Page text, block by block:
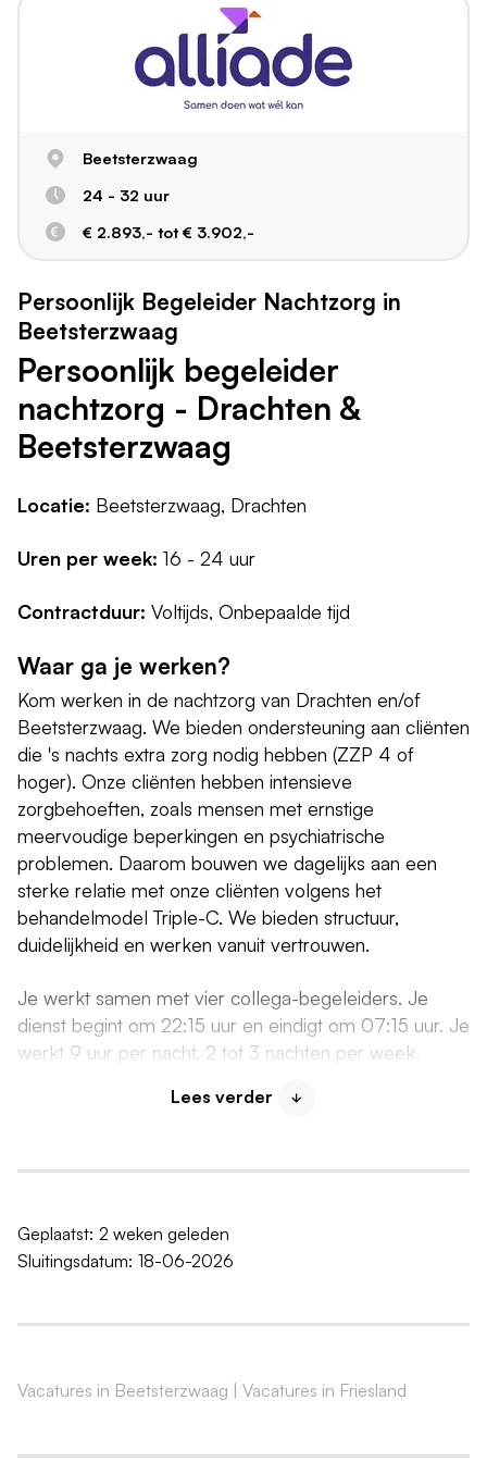
Beetsterzwaag
24 - 32 uur
€ 2.893,- tot € 3.902,-
Persoonlijk Begeleider Nachtzorg in
Beetsterzwaag
Persoonlijk begeleider
nachtzorg - Drachten &
Beetsterzwaag
Locatie: Beetsterzwaag, Drachten
Uren per week: 16 - 24 uur
Contractduur: Voltijds, Onbepaalde tijd
Waar ga je werken?
Kom werken in de nachtzorg van Drachten en/of
Beetsterzwaag. We bieden ondersteuning aan cliënten
die 's nachts extra zorg nodig hebben (ZZP 4 of
hoger). Onze cliënten hebben intensieve
zorgbehoeften, zoals mensen met ernstige
meervoudige beperkingen en psychiatrische
problemen. Daarom bouwen we dagelijks aan een
sterke relatie met onze cliënten volgens het
behandelmodel Triple-C. We bieden structuur,
duidelijkheid en werken vanuit vertrouwen.
Je werkt samen met vier collega-begeleiders. Je
dienst begint om 22:15 uur en eindigt om 07:15 uur. Je
werkt 9 uur per nacht, 2 tot 3 nachten per week.
Wat ga je doen?
in de nacht. Je zorgt voor hun welzijn op een
variëren en schakelen is voor jou geen enkel
probleem. Verder ga je:
Cliënten geruststellen en een luisterend oor bieden
binnen je bevoegdheid), zoals medicatie toedienen
wisselliggingen
Lees verder
Geplaatst: 2 weken geleden
Sluitingsdatum: 18-06-2026
Vacatures in Beetsterzwaag Vacatures in Friesland